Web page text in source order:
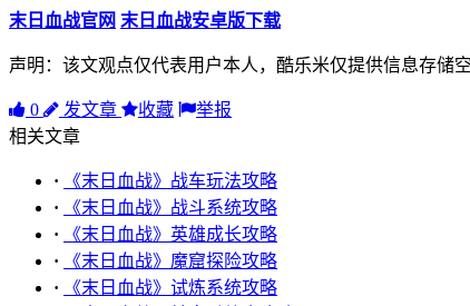
末日血战官网 末日血战安卓版下载
声明：该文观点仅代表用户本人，酷乐米仅提供信息存储
0 发文章 收藏
举报
相关文章
·
《末日血战》战车玩法攻略
·
《末日血战》战斗系统攻略
·
《末日血战》英雄成长攻略
·
《末日血战》魔窟探险攻略
·
《末日血战》试炼系统攻略